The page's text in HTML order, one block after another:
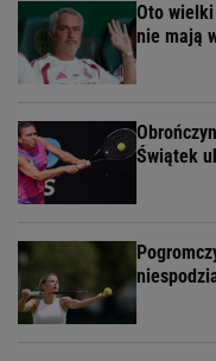
Oto
nie mają
Świątek